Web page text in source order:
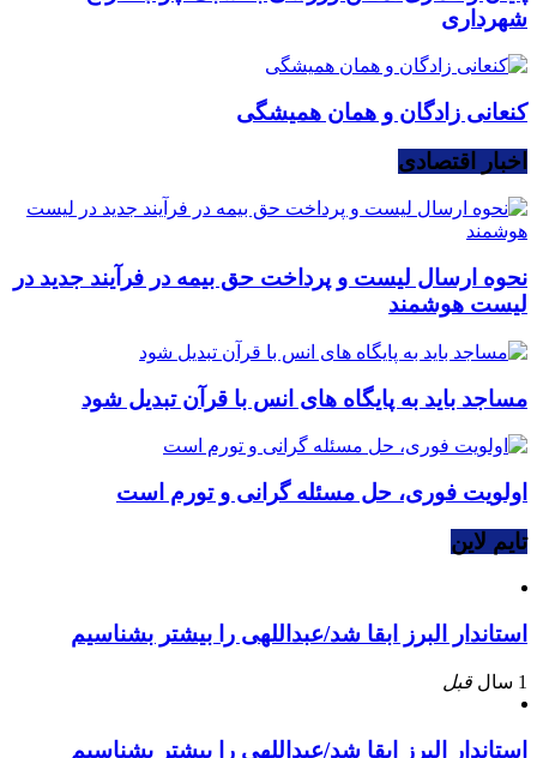
شهرداری
کنعانی زادگان و همان همیشگی
اخبار اقتصادی
نحوه ارسال لیست و پرداخت حق بیمه در فرآیند جدید در
لیست هوشمند
مساجد باید به پایگاه های انس با قرآن تبدیل شود
اولویت فوری، حل مسئله گرانی و تورم است
تایم لاین
استاندار البرز ابقا شد/عبداللهی را بیشتر بشناسیم
1 سال قبل
استاندار البرز ابقا شد/عبداللهی را بیشتر بشناسیم